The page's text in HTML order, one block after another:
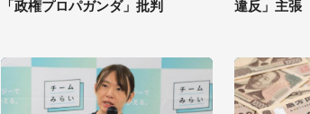
「政権プロパガンダ」批判
違反」主張